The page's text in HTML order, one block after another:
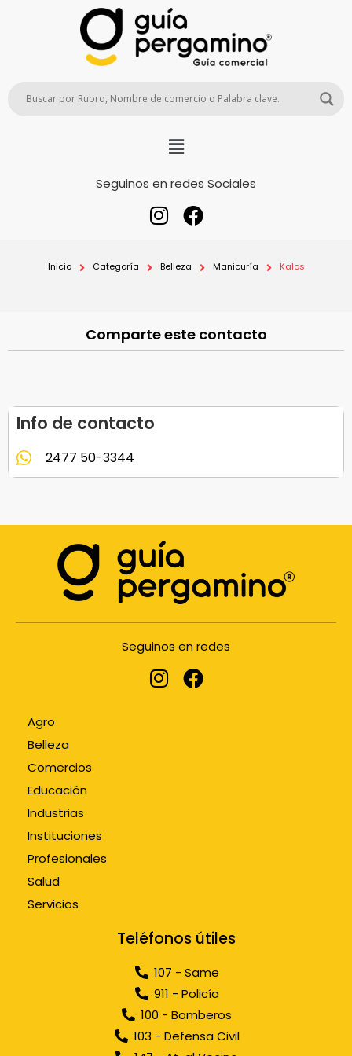
Seguinos en redes Sociales
Inicio Categoría Belleza Manicuría Kalos
Comparte este contacto
Info de contacto
2477 50-3344
Seguinos en redes
Agro
Belleza
Comercios
Educación
Industrias
Instituciones
Profesionales
Salud
Servicios
Teléfonos útiles
107 - Same
911 - Policía
100 - Bomberos
103 - Defensa Civil